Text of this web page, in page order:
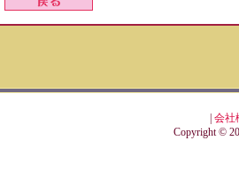
会社
Copyright ©